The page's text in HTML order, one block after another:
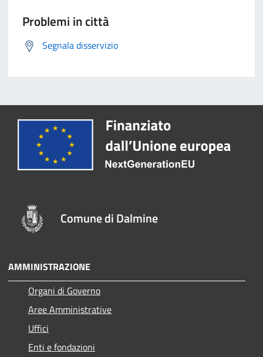
Problemi in città
Segnala disservizio
Comune di Dalmine
AMMINISTRAZIONE
Organi di Governo
Aree Amministrative
Uffici
Enti e fondazioni